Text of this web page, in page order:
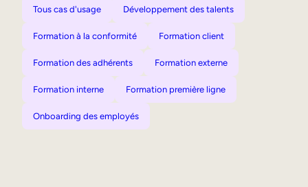
Tous cas d'usage Développement des talents
Formation à la conformité Formation client
Formation des adhérents Formation externe
Formation interne Formation première ligne
Onboarding des employés